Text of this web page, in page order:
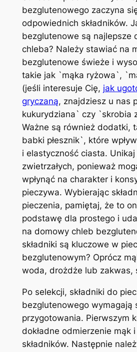
bezglutenowego zaczyna
odpowiednich składników.
bezglutenowe są najlepsze
chleba? Należy stawiać na
bezglutenowe świeże i
takie jak `mąka ryżowa`,
(jeśli interesuje Cię, jak
gryczaną, znajdziesz u nas
kukurydziana` czy `skrobia
Ważne są również dodatki,
babki płesznik`, które
i elastyczność ciasta. Unikaj
zwietrzałych, ponieważ
wpłynąć na charakter i
pieczywa. Wybierając
pieczenia, pamiętaj, że to
podstawę dla prostego i
na domowy chleb
składniki są kluczowe w
bezglutenowym? Oprócz
woda, drożdże lub zakwas,
Po selekcji, składniki do
bezglutenowego wymagają
przygotowania. Pierwszym
dokładne odmierzenie mąk
składników. Następnie